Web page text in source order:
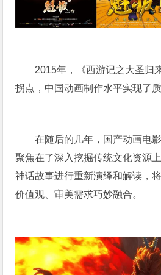
2015年，《西游记之大圣归
拐点，中国动画制作水平实现了质
在随后的几年，国产动画电
聚焦在了深入挖掘传统文化资源
神话故事进行重新演绎和解读，
价值观、审美需求巧妙融合。